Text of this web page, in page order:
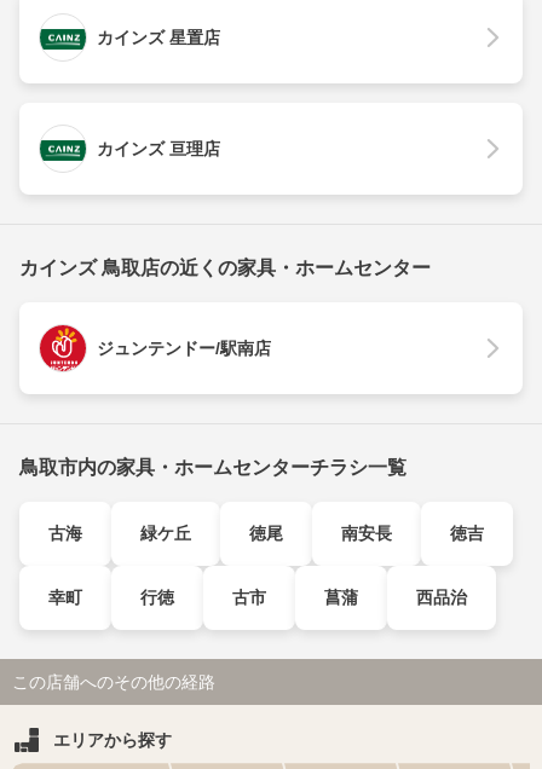
カインズ 星置店
カインズ 亘理店
カインズ 鳥取店の近くの家具・ホームセンター
ジュンテンドー/駅南店
鳥取市内の家具・ホームセンターチラシ一覧
古海 緑ケ丘 徳尾 南安長 徳吉
幸町 行徳 古市 菖蒲 西品治
この店舗へのその他の経路
エリアから探す